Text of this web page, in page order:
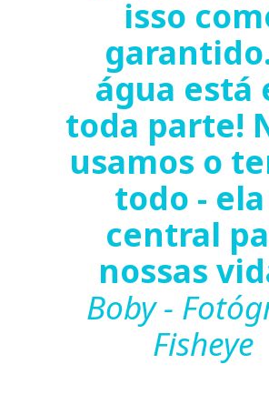
isso
água está
toda parte!
usamos o
todo -
central
nossas
Boby -
Fisheye